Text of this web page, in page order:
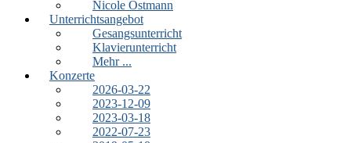
Nicole Ostmann
Unterrichtsangebot
Gesangsunterricht
Klavierunterricht
Mehr ...
Konzerte
2026-03-22
2023-12-09
2023-03-18
2022-07-23